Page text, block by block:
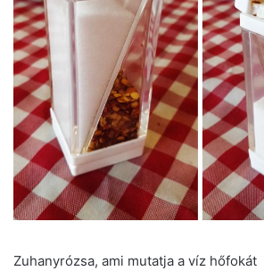
Zuhanyrózsa, ami mutatja a víz hőfokát